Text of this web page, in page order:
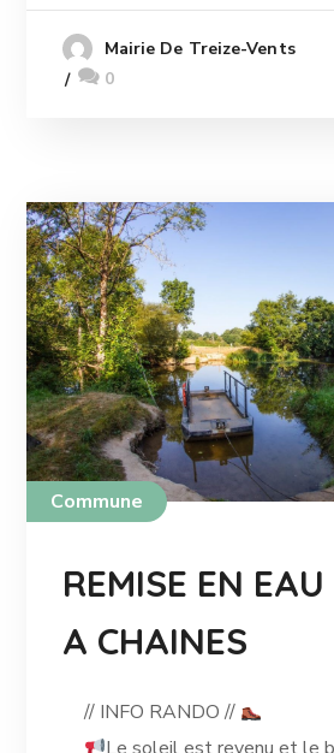
Mairie De Treize-Vents
0
Commune
REMISE EN
A CHAINES
// INFO RANDO //